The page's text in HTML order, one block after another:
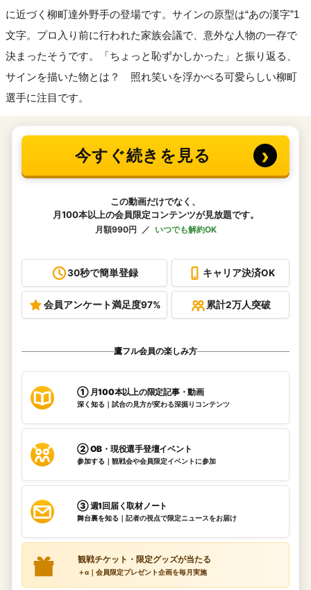
に近づく柳町達外野手の登場です。サインの原型は“あの漢字”1
文字。プロ入り前に行われた家族会議で、意外な人物の一存で
決まったそうです。「ちょっと恥ずかしかった」と振り返る、
サインを描いた物とは？ 照れ笑いを浮かべる可愛らしい柳町
選手に注目です。